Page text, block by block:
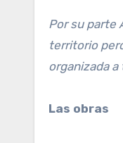
Por su parte
territorio
organizada
Las obras